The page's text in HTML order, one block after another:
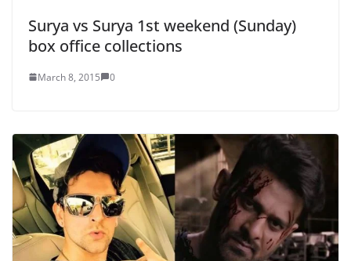
Surya vs Surya 1st weekend (Sunday)
box office collections
March 8, 2015 0